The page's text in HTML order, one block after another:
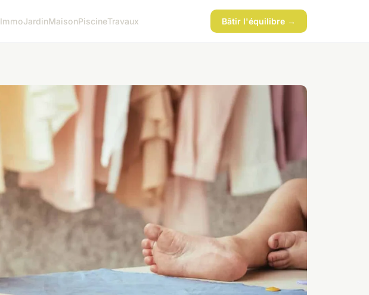
ImmoJardinMaisonPiscineTravaux Bâtir l'équilibre →